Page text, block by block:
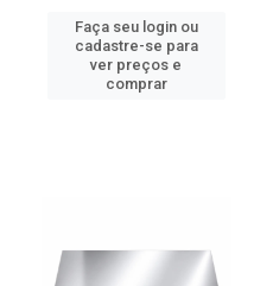
Faça seu login ou
cadastre-se para
ver preços e
comprar